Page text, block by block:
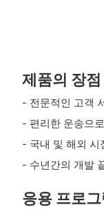
제품의 장점
- 전문적인 고객
- 편리한 운송으
- 국내 및 해외 시
- 수년간의 개발
응용 프로